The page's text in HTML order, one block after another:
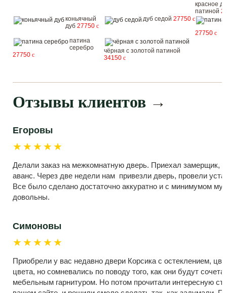
красное
патиной
коньячный
дуб 27750 c
дуб седой 27750 c
27750 c
патина
серебро
27750 c
чёрная с золотой патиной
34150 c
Отзывы клиентов →
Егоровы
★★★★★
Делали заказ на межкомнатную дверь. Приехал замерщик,
аванс. Через две недели нам привезли дверь, провели
Все было сделано достаточно аккуратно и с минимумом
довольны.
Симоновы
★★★★★
Приобрели у вас недавно двери Корсика с остеклением,
цвета, но сомневались по поводу того, как они будут
мебельным гарнитуром. Но потом прочитали интересную